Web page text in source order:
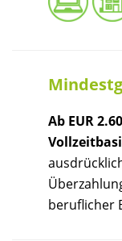
Ab EUR
beruflicher